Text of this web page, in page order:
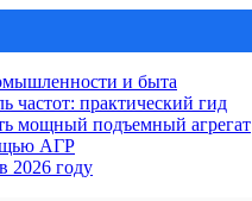
и быта
частот: практический гид
мощный подъемный агрегат
АГР
2026 году